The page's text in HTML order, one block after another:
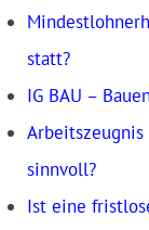
statt?
IG BAU –
sinnvoll?
Ist eine